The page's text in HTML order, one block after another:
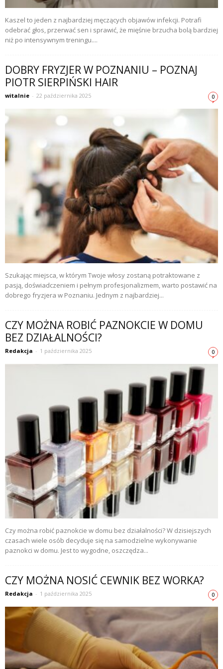
Kaszel to jeden z najbardziej męczących objawów infekcji. Potrafi
odebrać głos, przerwać sen i sprawić, że mięśnie brzucha bolą bardziej
niż po intensywnym treningu....
DOBRY FRYZJER W POZNANIU – POZNAJ
PIOTR SIERPIŃSKI HAIR
witalnie - 22 października 2025 0
Szukając miejsca, w którym Twoje włosy zostaną potraktowane z
pasją, doświadczeniem i pełnym profesjonalizmem, warto postawić na
dobrego fryzjera w Poznaniu. Jednym z najbardziej...
CZY MOŻNA ROBIĆ PAZNOKCIE W DOMU
BEZ DZIAŁALNOŚCI?
Redakcja - 1 października 2025 0
Czy można robić paznokcie w domu bez działalności? W dzisiejszych
czasach wiele osób decyduje się na samodzielne wykonywanie
paznokci w domu. Jest to wygodne, oszczędza...
CZY MOŻNA NOSIĆ CEWNIK BEZ WORKA?
Redakcja - 1 października 2025 0